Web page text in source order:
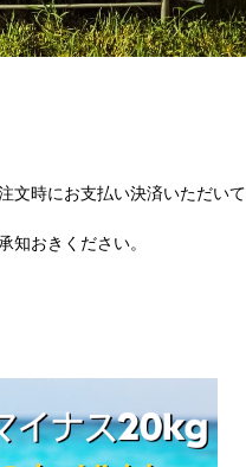
文時にお支払い決済いただいて
知おきください。